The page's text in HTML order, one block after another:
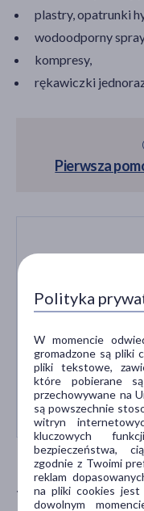
plastry, opatrunki
wodoodporny
kompresy,
rękawiczki
Pierwsza
Ryzyko
terenach
Polityka
W momencie
gromadzone są pliki
pliki tekstowe,
które pobierane
przechowywane na
są powszechnie
witryn
kluczowych
bezpieczeństwa,
zgodnie z Twoimi
reklam
na pliki cookies
dowolnym